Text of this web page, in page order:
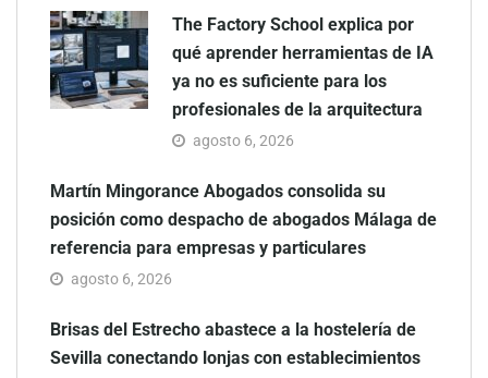
The Factory School explica por
qué aprender herramientas de IA
ya no es suficiente para los
profesionales de la arquitectura
agosto 6, 2026
Martín Mingorance Abogados consolida su
posición como despacho de abogados Málaga de
referencia para empresas y particulares
agosto 6, 2026
Brisas del Estrecho abastece a la hostelería de
Sevilla conectando lonjas con establecimientos